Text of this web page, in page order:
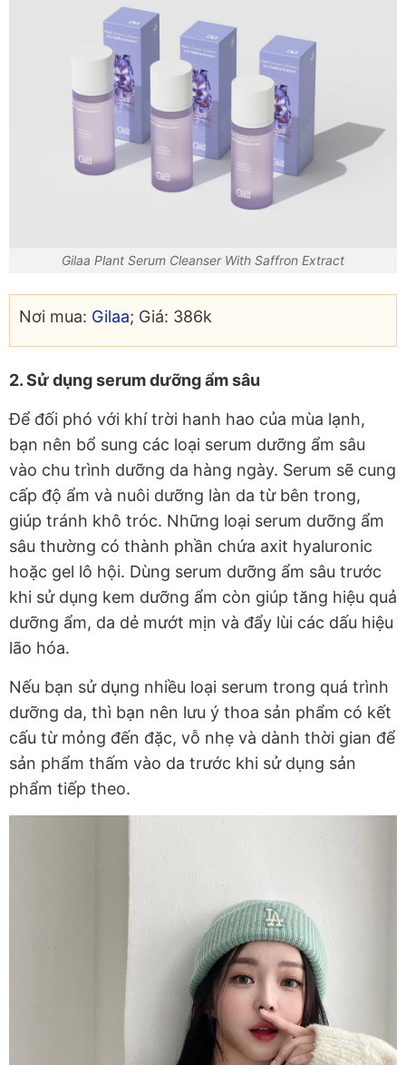
Gilaa Plant Serum Cleanser With Saffron Extract
Nơi mua: Gilaa; Giá: 386k
2. Sử dụng serum dưỡng ẩm sâu
Để đối phó với khí trời hanh hao của mùa lạnh,
bạn nên bổ sung các loại serum dưỡng ẩm sâu
vào chu trình dưỡng da hàng ngày. Serum sẽ cung
cấp độ ẩm và nuôi dưỡng làn da từ bên trong,
giúp tránh khô tróc. Những loại serum dưỡng ẩm
sâu thường có thành phần chứa axit hyaluronic
hoặc gel lô hội. Dùng serum dưỡng ẩm sâu trước
khi sử dụng kem dưỡng ẩm còn giúp tăng hiệu quả
dưỡng ẩm, da dẻ mướt mịn và đẩy lùi các dấu hiệu
lão hóa.
Nếu bạn sử dụng nhiều loại serum trong quá trình
dưỡng da, thì bạn nên lưu ý thoa sản phẩm có kết
cấu từ mỏng đến đặc, vỗ nhẹ và dành thời gian để
sản phẩm thấm vào da trước khi sử dụng sản
phẩm tiếp theo.